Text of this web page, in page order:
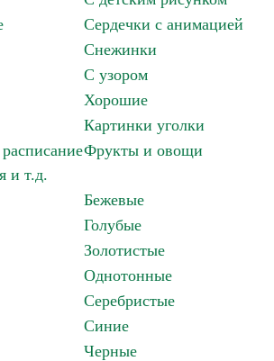
Сердечки с анимацией
Снежинки
С узором
Хорошие
Картинки уголки
и т.д.
Фрукты и овощи
Бежевые
Голубые
Золотистые
Однотонные
Серебристые
Синие
Черные